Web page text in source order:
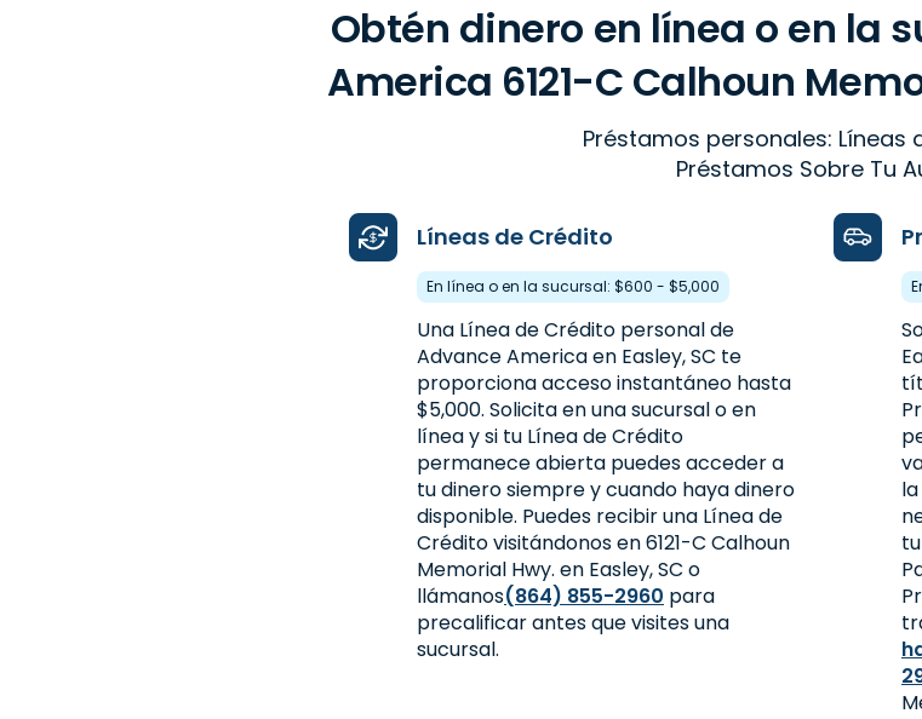
Obtén dinero en línea o en la
America 6121-C Calhoun
Préstamos personales: Líneas
Préstamos Sobre Tu
Líneas de Crédito
En línea o en la sucursal: $600 - $5,000
Una Línea de Crédito personal de
Advance America en Easley, SC te
proporciona acceso instantáneo hasta
$5,000. Solicita en una sucursal o en
línea y si tu Línea de Crédito
permanece abierta puedes acceder a
tu dinero siempre y cuando haya dinero
disponible. Puedes recibir una Línea de
Crédito visitándonos en 6121-C Calhoun
Memorial Hwy. en Easley, SC o
llámanos(864) 855-2960 para
precalificar antes que visites una
sucursal.